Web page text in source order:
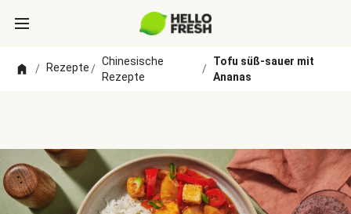
/ Rezepte/
Chinesische
Rezepte
/
Tofu süß-sauer mit
Ananas